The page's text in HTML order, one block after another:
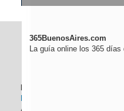
365BuenosAires.com
La guía online los 365 días
Alojamiento: